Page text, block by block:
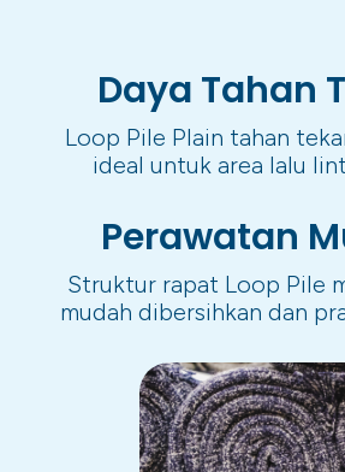
Daya Tahan
Loop Pile Plain tahan
ideal untuk area lalu
Perawatan
Struktur rapat Loop Pile
mudah dibersihkan dan